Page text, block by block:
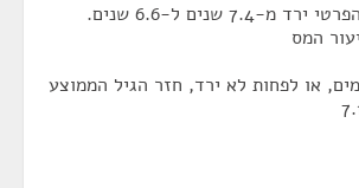
הממוצע של הרכב הפרטי ירד מ-7.4 שנים ל-6.6 שנים.
המס
או לפחות לא ירד, חזר הגיל הממוצע